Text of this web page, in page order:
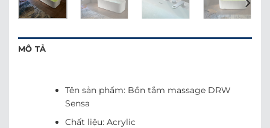
MÔ TẢ
Tên sản phẩm: Bồn tắm massage DRW
Sensa
Chất liệu: Acrylic